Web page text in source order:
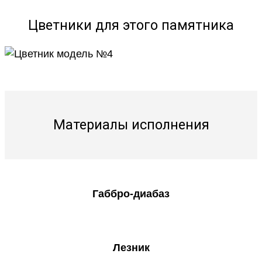
Цветники для этого памятника
Материалы исполнения
Габбро-диабаз
Лезник